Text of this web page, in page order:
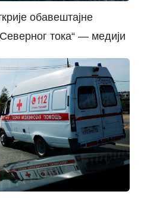
обавештајне
тока“ — медији